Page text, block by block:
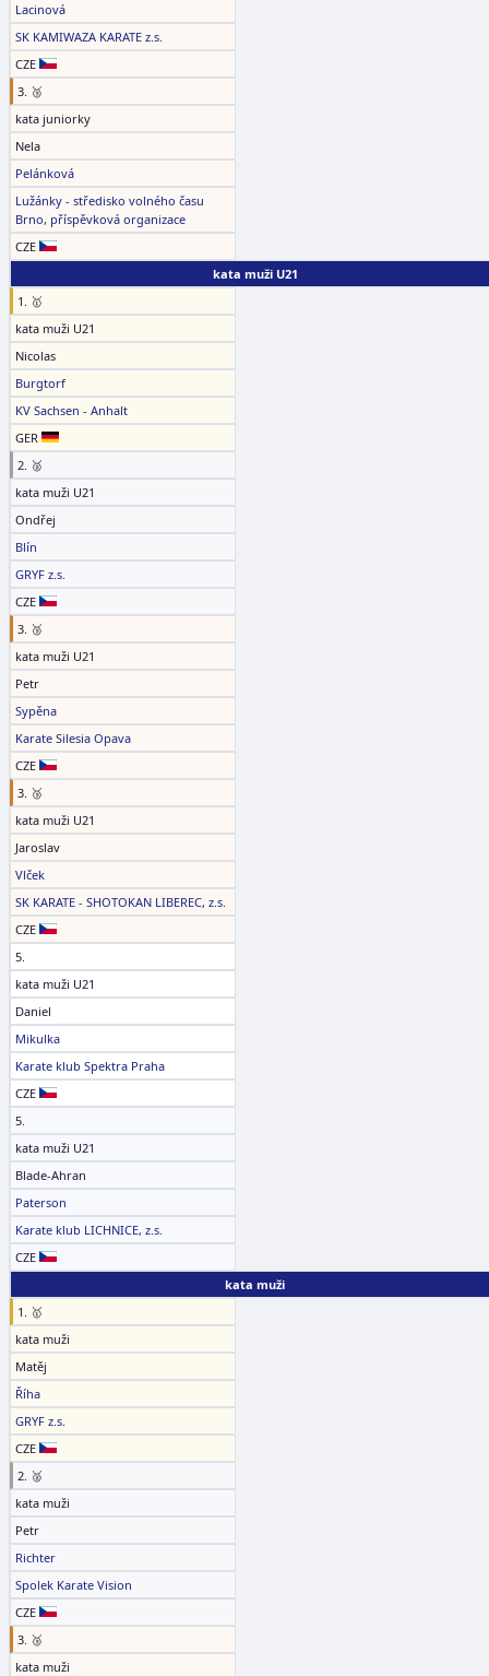
Lacinová
SK KAMIWAZA KARATE z.s.
CZE
3. 🥉
kata juniorky
Nela
Pelánková
Lužánky - středisko volného času
Brno, příspěvková organizace
CZE
kata muži U21
1. 🥇
kata muži U21
Nicolas
Burgtorf
KV Sachsen - Anhalt
GER
2. 🥈
kata muži U21
Ondřej
Blín
GRYF z.s.
CZE
3. 🥉
kata muži U21
Petr
Sypěna
Karate Silesia Opava
CZE
3. 🥉
kata muži U21
Jaroslav
Vlček
SK KARATE - SHOTOKAN LIBEREC, z.s.
CZE
5.
kata muži U21
Daniel
Mikulka
Karate klub Spektra Praha
CZE
5.
kata muži U21
Blade-Ahran
Paterson
Karate klub LICHNICE, z.s.
CZE
kata muži
1. 🥇
kata muži
Matěj
Říha
GRYF z.s.
CZE
2. 🥈
kata muži
Petr
Richter
Spolek Karate Vision
CZE
3. 🥉
kata muži